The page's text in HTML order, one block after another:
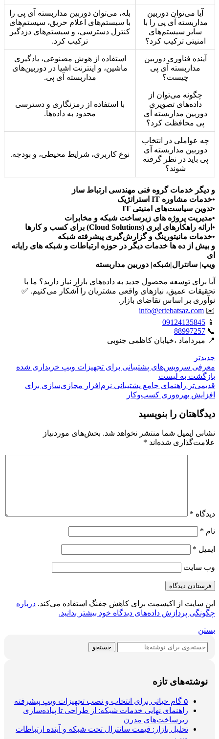
آیا می‌توان دوربین
مداربسته آی پی را با
سایر سیستم‌های
امنیتی ترکیب کرد؟
بله، می‌توان دوربین مداربسته آی پی را
با سیستم‌های اعلام حریق، سیستم‌های
کنترل دسترسی، و سیستم‌های دزدگیر
ترکیب کرد.
آینده فناوری دوربین
مداربسته آی پی
چیست؟
استفاده از هوش مصنوعی، یادگیری
ماشین، و اینترنت اشیا در دوربین‌های
مداربسته آی پی.
چگونه می‌توان از
داده‌های تصویری
دوربین مداربسته آی
پی محافظت کرد؟
با استفاده از رمزنگاری و دسترسی
محدود به داده‌ها.
چه عواملی در انتخاب
دوربین مداربسته آی
پی باید در نظر گرفته
شوند؟
نوع کاربری، شرایط محیطی، و بودجه.
و دیگر خدمات گروه فنی مهندسی ارتباط ساز
•خدمات مشاوره IT استراتژیک
•تدوین سیاست‌های امنیتی IT
•مدیریت پروژه های زیرساخت شبکه و مخابرات
•ارائه راهکارهای ابری (Cloud Solutions) برای کسب و کارها
•خدمات مانیتورینگ و گزارش‌گیری پیشرفته شبکه
و بیش از ده ها خدمات دیگر در حوزه ارتباطات و شبکه های رایانه
ای
ویپ| سانترال|شبکه| دوربین مداربسته
آیا برای توسعه محصول جدید به داده‌های بازار نیاز دارید؟ ما با
تحقیقات عمیق، نیازهای واقعی مشتریان را آشکار می‌کنیم. ✅
نوآوری بر اساس تقاضای بازار.
✉️
info@ertebatsaz.com
📱
09124135845
📞
88997257
📍 میرداماد ،خیابان کاظمی جنوبی
جدیدتر
معرفی سرویس‌های پشتیبانی برای تجهیزات ویپ خریداری شده
بازگشت بە لیست
قدیمی‌تر راهنمای جامع پشتیبانی نرم‌افزار مجازی‌سازی برای
افزایش بهره‌وری کسب‌وکار
دیدگاهتان را بنویسید
نشانی ایمیل شما منتشر نخواهد شد. بخش‌های موردنیاز
علامت‌گذاری شده‌اند *
دیدگاه *
نام *
ایمیل *
وب‌ سایت
این سایت از اکیسمت برای کاهش جفنگ استفاده می‌کند. درباره
چگونگی پردازش داده‌های دیدگاه خود بیشتر بدانید.
بستن
جستجو
نوشته‌های تازه
۵ گام حیاتی برای انتخاب و نصب تجهیزات ویپ پیشرفته
راهنمای نهایی خدمات شبکه: از طراحی تا پیاده‌سازی
زیرساخت‌های مدرن
تحلیل بازار: قیمت سانترال تحت شبکه و آینده ارتباطات